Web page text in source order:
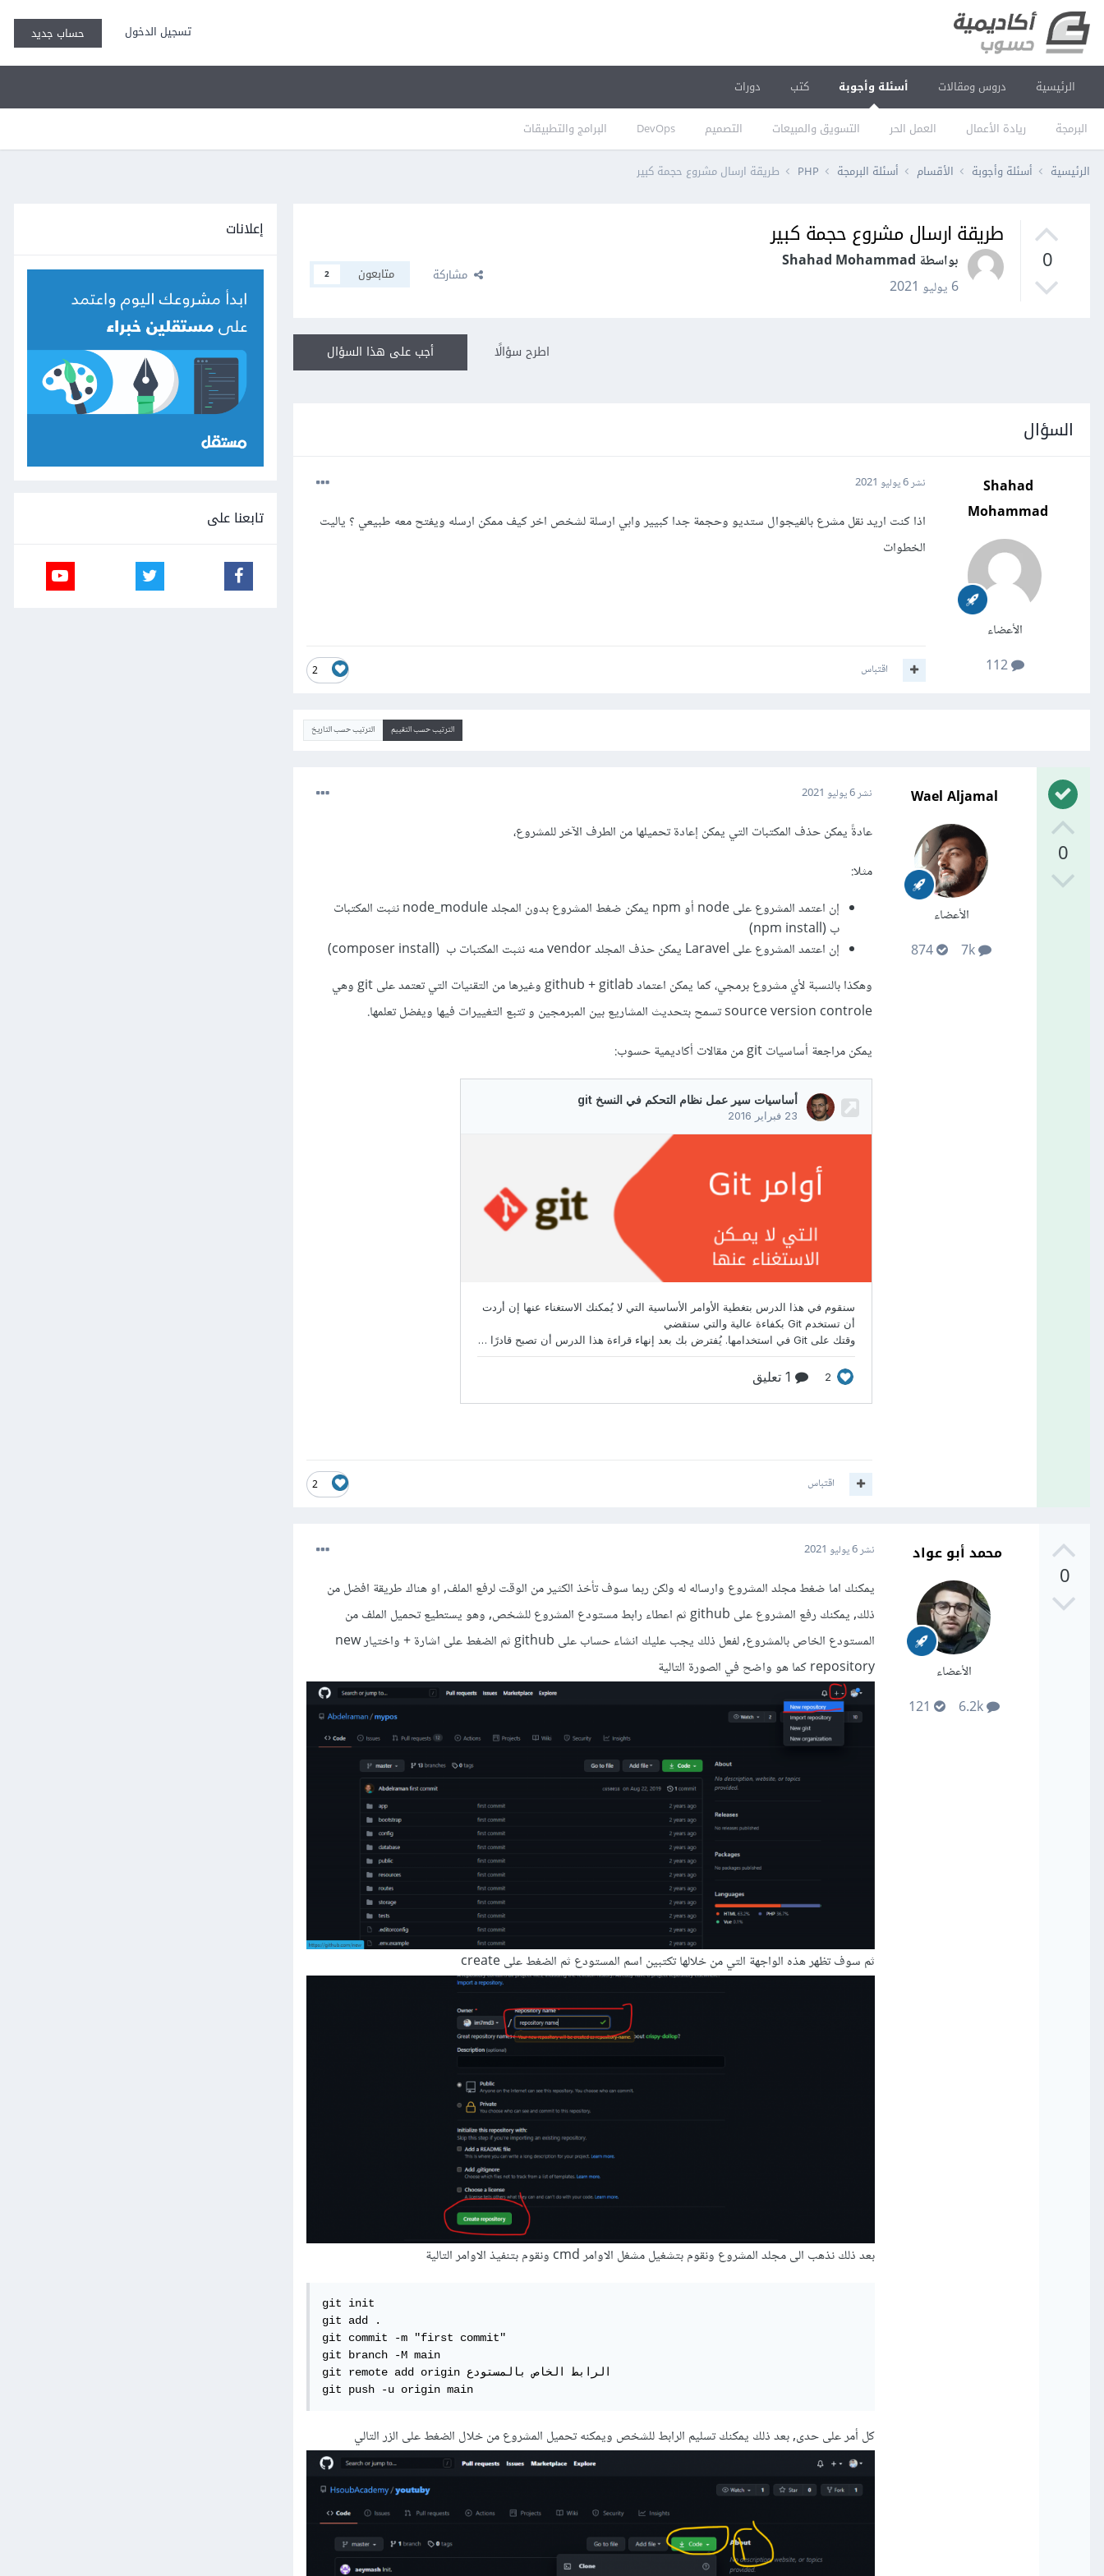
تسجيل الدخول حساب جديد
الرئيسية دروس ومقالات أسئلة وأجوبة
البرمجة ريادة الأعمال العمل الحر التسويق والمبيعات التصميم DevOps البرامج والتطبيقات
كتب دورات
الرئيسية أسئلة وأجوبة الأقسام أسئلة البرمجة PHP طريقة ارسال مشروع حجمة كبير
0
طريقة ارسال مشروع حجمة كبير
بواسطة Shahad Mohammad
6 يوليو 2021
مشاركة متابعون 2
أجب على هذا السؤال اطرح سؤالًا
السؤال
Shahad
Mohammad
الأعضاء
112
نشر6 يوليو 2021
اذا كنت اريد نقل مشرع بالفيجوال ستديو وحجمة جدا كبيير وابي ارسلة لشخص اخر كيف ممكن ارسله ويفتح معه طبيعي ؟ ياليت
الخطوات
2 اقتباس
الترتيب حسب التقييم الترتيب حسب التاريخ
0
Wael Aljamal
الأعضاء
نشر6 يوليو 2021
عادةً يمكن حذف المكتبات التي يمكن إعادة تحميلها من الطرف الآخر للمشروع،
مثلا:
إن اعتمد المشروع على node أو npm يمكن ضغط المشروع بدون المجلد node_module نثبت المكتبات
ب (npm install)
إن اعتمد المشروع على Laravel يمكن حذف المجلد vendor منه نثبت المكتبات ب (composer install)
وهكذا بالنسبة لأي مشروع برمجي، كما يمكن اعتماد github + gitlab وغيرها من التقنيات التي تعتمد على git وهي
source version controle تسمح بتحديث المشاريع بين المبرمجين و تتبع التغييرات فيها ويفضل تعلمها.
يمكن مراجعة أساسيات git من مقالات أكاديمية حسوب:
2 اقتباس
0
محمد أبو عواد
الأعضاء
6.2k
نشر6 يوليو 2021
يمكنك اما ضغط مجلد المشروع وارساله له ولكن ربما سوف تأخذ الكثير من الوقت لرفع الملف, او هناك طريقة افضل من
ذلك, يمكنك رفع المشروع على github ثم اعطاء رابط مستودع المشروع للشخص, وهو يستطيع تحميل الملف من
المستودع الخاص بالمشروع, لفعل ذلك يجب عليك انشاء حساب على github ثم الضغط على اشارة + واختيار new
repository كما هو واضح في الصورة التالية
ثم سوف تظهر هذه الواجهة التي من خلالها تكتبين اسم المستودع ثم الضغط على create
بعد ذلك نذهب الى مجلد المشروع ونقوم بتشغيل مشغل الاوامر cmd ونقوم بتنفيذ الاوامر التالية
git init
git add .
git commit -m "first commit"
git branch -M main
git remote add origin الرابط الخاص بالمستودع
git push -u origin main
كل أمر على حدى, بعد ذلك يمكنك تسليم الرابط للشخص ويمكنه تحميل المشروع من خلال الضغط على الزر التالي
إعلانات
تابعنا على